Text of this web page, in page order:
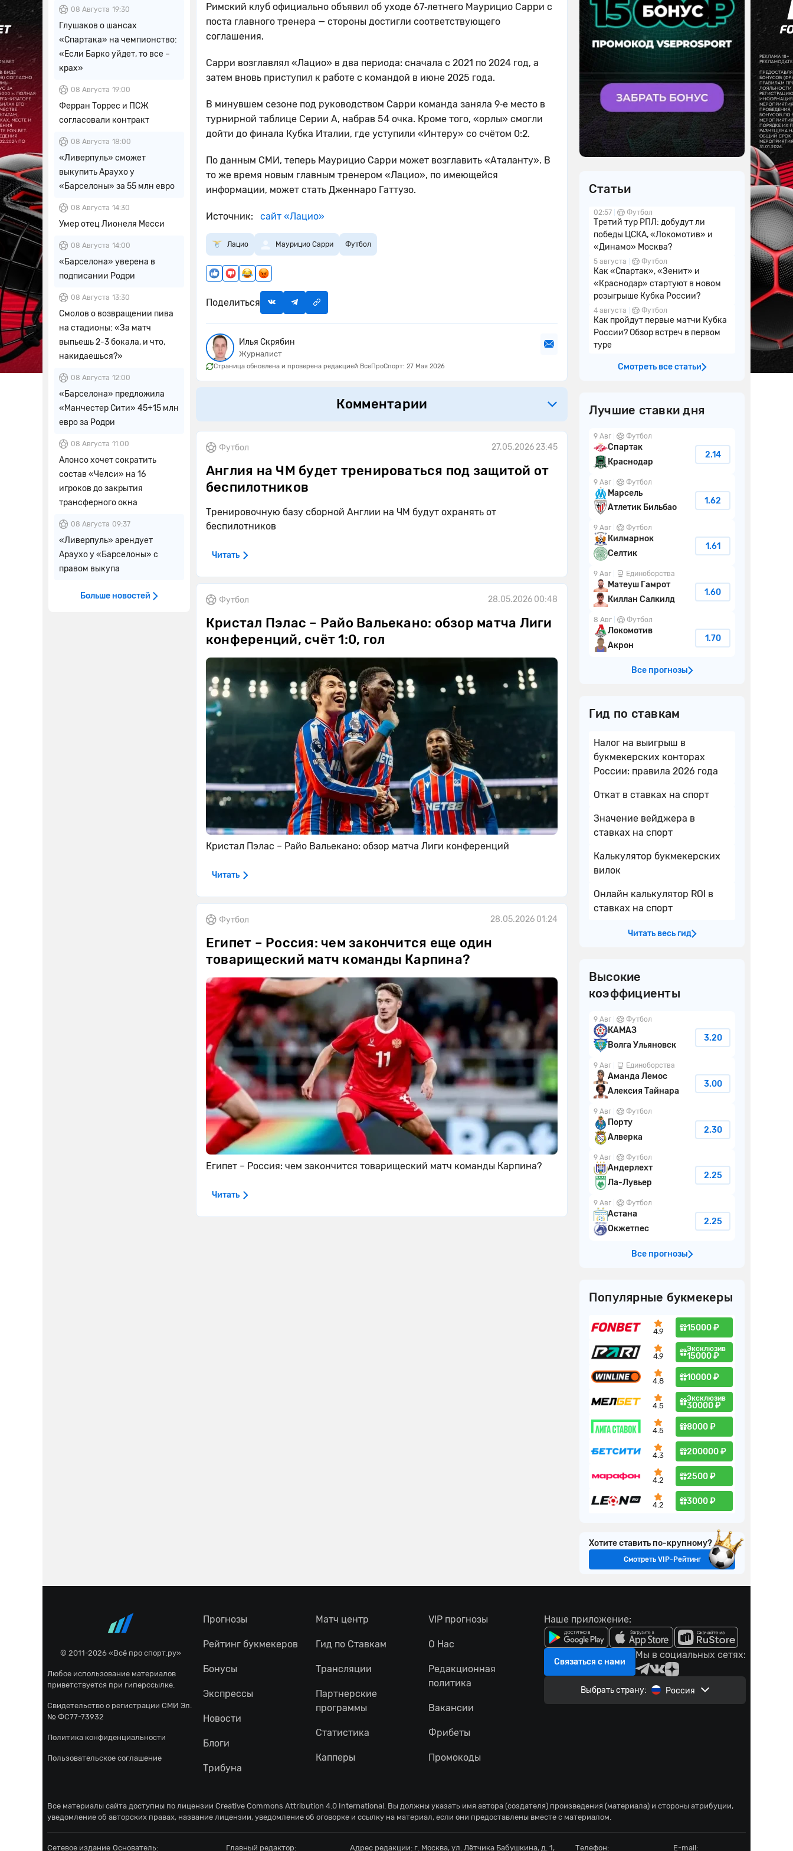
08 Августа 19:30
Глушаков о шансах
«Спартака» на чемпионство:
«Если Барко уйдет, то все –
крах»
08 Августа 19:00
Ферран Торрес и ПСЖ
согласовали контракт
08 Августа 18:00
«Ливерпуль» сможет
выкупить Араухо у
«Барселоны» за 55 млн евро
08 Августа 14:30
Умер отец Лионеля Месси
08 Августа 14:00
«Барселона» уверена в
подписании Родри
08 Августа 13:30
Смолов о возвращении пива
на стадионы: «За матч
выпьешь 2-3 бокала, и что,
накидаешься?»
08 Августа 12:00
«Барселона» предложила
«Манчестер Сити» 45+15 млн
евро за Родри
08 Августа 11:00
Алонсо хочет сократить
состав «Челси» на 16
игроков до закрытия
трансферного окна
08 Августа 09:37
«Ливерпуль» арендует
Араухо у «Барселоны» с
правом выкупа
Больше новостей
Римский клуб официально объявил об уходе 67‑летнего Маурицио Сарри с
поста главного тренера — стороны достигли соответствующего
соглашения.
Сарри возглавлял «Лацио» в два периода: сначала с 2021 по 2024 год, а
затем вновь приступил к работе с командой в июне 2025 года.
В минувшем сезоне под руководством Сарри команда заняла 9‑е место в
турнирной таблице Серии А, набрав 54 очка. Кроме того, «орлы» смогли
дойти до финала Кубка Италии, где уступили «Интеру» со счётом 0:2.
По данным СМИ, теперь Маурицио Сарри может возглавить «Аталанту». В
то же время новым главным тренером «Лацио», по имеющейся
информации, может стать Дженнаро Гаттузо.
Источник: сайт «Лацио»
Лацио Маурицио Сарри Футбол
Поделиться
Илья Скрябин
Журналист
Страница обновлена и проверена редакцией ВсеПроСпорт: 27 Мая 2026
Комментарии
Футбол 27.05.2026 23:45
Англия на ЧМ будет тренироваться под защитой от
беспилотников
Тренировочную базу сборной Англии на ЧМ будут охранять от
беспилотников
Читать
Футбол 28.05.2026 00:48
Кристал Пэлас – Райо Вальекано: обзор матча Лиги
конференций, счёт 1:0, гол
Кристал Пэлас – Райо Вальекано: обзор матча Лиги конференций
Читать
Футбол 28.05.2026 01:24
Египет – Россия: чем закончится еще один
товарищеский матч команды Карпина?
Египет – Россия: чем закончится товарищеский матч команды Карпина?
Читать
Статьи
02:57 Футбол
Третий тур РПЛ: добудут ли
победы ЦСКА, «Локомотив» и
«Динамо» Москва?
5 августа Футбол
Как «Спартак», «Зенит» и
«Краснодар» стартуют в новом
розыгрыше Кубка России?
4 августа Футбол
Как пройдут первые матчи Кубка
России? Обзор встреч в первом
туре
Смотреть все статьи
Лучшие ставки дня
9 Авг Футбол
Спартак
Краснодар
2.14
9 Авг Футбол
Марсель
Атлетик Бильбао
1.62
9 Авг Футбол
Килмарнок
Селтик
1.61
9 Авг Единоборства
Матеуш Гамрот
Киллан Салкилд
1.60
8 Авг Футбол
Локомотив
Акрон
1.70
Все прогнозы
Гид по ставкам
Налог на выигрыш в
букмекерских конторах
России: правила 2026 года
Откат в ставках на спорт
Значение вейджера в
ставках на спорт
Калькулятор букмекерских
вилок
Онлайн калькулятор ROI в
ставках на спорт
Читать весь гид
Высокие
коэффициенты
9 Авг Футбол
КАМАЗ
Волга Ульяновск
3.20
9 Авг Единоборства
Аманда Лемос
Алексия Тайнара
3.00
9 Авг Футбол
Порту
Алверка
2.30
9 Авг Футбол
Андерлехт
Ла-Лувьер
2.25
9 Авг Футбол
Астана
Окжетпес
2.25
Все прогнозы
Популярные букмекеры
4.9 15000 ₽
4.9
Эксклюзив
15000 ₽
4.8 10000 ₽
4.5
Эксклюзив
30000 ₽
4.5 8000 ₽
4.3 200000 ₽
4.2 2500 ₽
4.2 3000 ₽
Хотите ставить по-крупному?
Смотреть VIP-Рейтинг
© 2011-2026 «Всё про спорт.ру»
Любое использование материалов
приветствуется при гиперссылке.
Свидетельство о регистрации СМИ Эл.
№ ФС77-73932
Политика конфиденциальности
Пользовательское соглашение
Прогнозы
Рейтинг букмекеров
Бонусы
Экспрессы
Новости
Блоги
Трибуна
Матч центр
Гид по Ставкам
Трансляции
Партнерские
программы
Статистика
Капперы
VIP прогнозы
О Нас
Редакционная
политика
Вакансии
Фрибеты
Промокоды
Наше приложение:
Связаться с нами
Мы в социальных сетях:
Выбрать страну: Россия
Все материалы сайта доступны по лицензии Creative Commons Attribution 4.0 International . Вы должны указать имя автора (создателя) произведения (материала) и стороны атрибуции,
уведомление об авторских правах, название лицензии, уведомление об оговорке и ссылку на материал, если они предоставлены вместе с материалом.
Сетевое издание Основатель: Главный редактор: Адрес редакции: г. Москва, ул. Лётчика Бабушкина, д. 1, Телефон: E-mail: